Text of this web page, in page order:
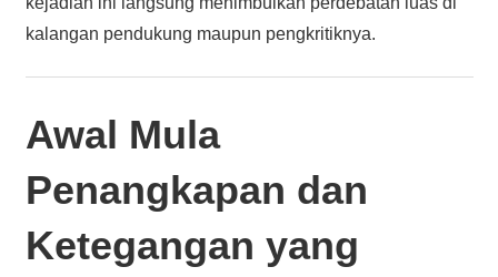
kalangan pendukung maupun pengkritiknya.
Awal Mula
Penangkapan dan
Ketegangan yang